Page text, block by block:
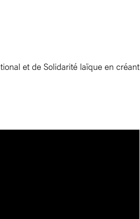
et de Solidarité laïque en créant